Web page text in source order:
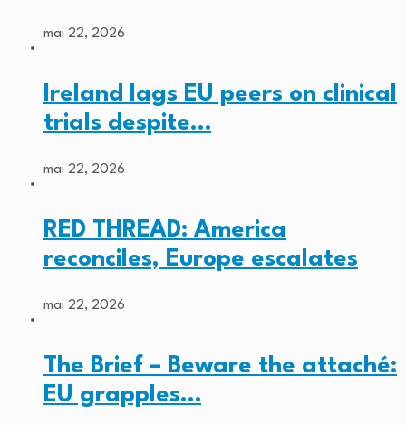
mai 22, 2026
Ireland lags EU peers on clinical
trials despite…
mai 22, 2026
RED THREAD: America
reconciles, Europe escalates
mai 22, 2026
The Brief – Beware the attaché:
EU grapples…